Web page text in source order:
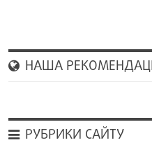
НАША
РУБРИКИ САЙТУ